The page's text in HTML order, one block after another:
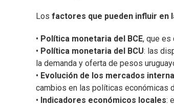
Los factores que pueden influir en
• Política monetaria del BCE, que es
• Política monetaria del BCU: las
la demanda y oferta de pesos
• Evolución de los mercados
cambios en las políticas económicas
• Indicadores económicos locales: